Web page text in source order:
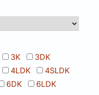
3K
3DK
4LDK
4SLDK
6DK
6LDK